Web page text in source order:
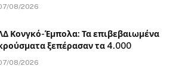
08/2026
Κονγκό-Έμπολα: Τα επιβεβαιωμένα
ξεπέρασαν τα 4.000
08/2026